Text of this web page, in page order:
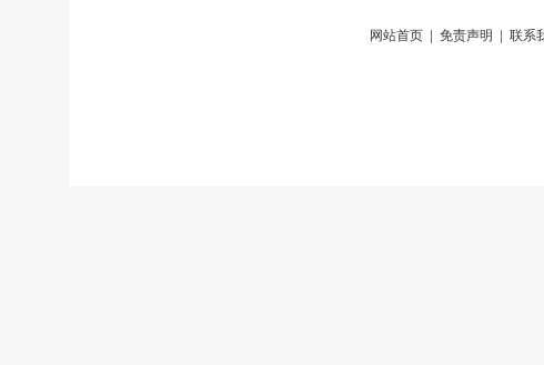
网站首页 免责声明 联系